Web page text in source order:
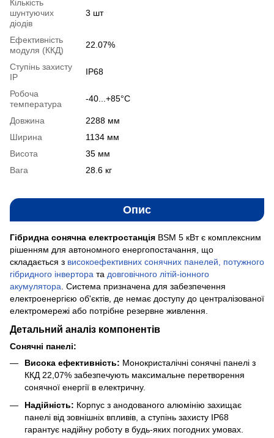
Кількість
шунтуючих
діодів
3 шт
Ефективність
модуля (ККД)
22.07%
Ступінь захисту
IP
IP68
Робоча
температура
-40...+85°C
Довжина
2288 мм
Ширина
1134 мм
Висота
35 мм
Вага
28.6 кг
Опис
Гібридна сонячна електростанція BSM 5 кВт є комплексним
рішенням для автономного енергопостачання, що
складається з високоефективних сонячних панелей , потужного
гібридного інвертора та довговічного літій-іонного
акумулятора . Система призначена для забезпечення
електроенергією об'єктів, де немає доступу до централізованої
електромережі або потрібне резервне живлення.
Детальний аналіз компонентів
Сонячні панелі:
Висока ефективність: Монокристалічні сонячні панелі з
ККД 22,07% забезпечують максимальне перетворення
сонячної енергії в електричну.
Надійність: Корпус з анодованого алюмінію захищає
панелі від зовнішніх впливів, а ступінь захисту IP68
гарантує надійну роботу в будь-яких погодних умовах.